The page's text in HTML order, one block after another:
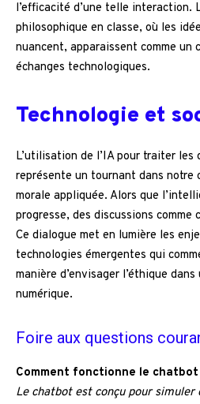
l’efficacité d’une telle interaction.
philosophique en classe, où les
nuancent, apparaissent comme un
échanges technologiques.
Technologie et
L’utilisation de l’IA pour traiter les
représente un tournant dans notre
morale appliquée. Alors que
progresse, des discussions
Ce dialogue met en lumière les
technologies émergentes qui
manière d’envisager l’éthique
numérique.
Foire aux questions
Comment fonctionne le chatbot
Le chatbot est conçu pour simuler